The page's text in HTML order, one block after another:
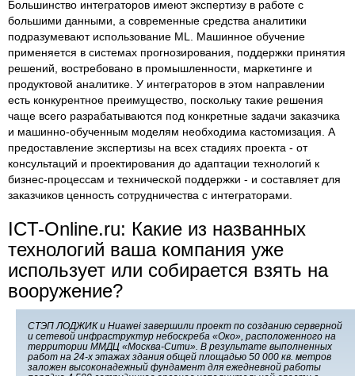
Большинство интеграторов имеют экспертизу в работе с
большими данными, а современные средства аналитики
подразумевают использование ML. Машинное обучение
применяется в системах прогнозирования, поддержки принятия
решений, востребовано в промышленности, маркетинге и
продуктовой аналитике. У интеграторов в этом направлении
есть конкурентное преимущество, поскольку такие решения
чаще всего разрабатываются под конкретные задачи заказчика
и машинно-обученным моделям необходима кастомизация. А
предоставление экспертизы на всех стадиях проекта - от
консультаций и проектирования до адаптации технологий к
бизнес-процессам и технической поддержки - и составляет для
заказчиков ценность сотрудничества с интеграторами.
ICT-Online.ru: Какие из названных
технологий ваша компания уже
использует или собирается взять на
вооружение?
СТЭП ЛОДЖИК и Huawei завершили проект по созданию серверной
и сетевой инфраструктур небоскреба «Око», расположенного на
территории ММДЦ «Москва-Сити». В результате выполненных
работ на 24-х этажах здания общей площадью 50 000 кв. метров
заложен высоконадежный фундамент для ежедневной работы